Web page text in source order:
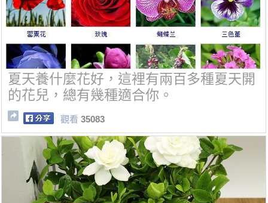
夏天養什麼花好，這裡有兩百多種夏天開
的花兒，總有幾種適合你。
觀看 35083